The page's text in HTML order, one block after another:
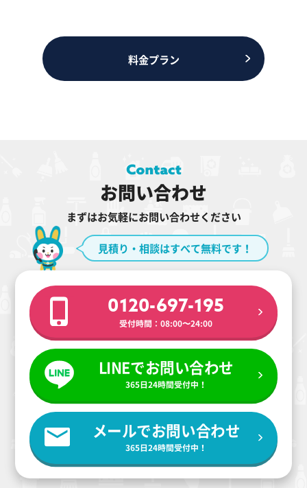
料金プラン
お問い合わせ
まずはお気軽にお問い合わせください
見積り・相談はすべて無料です！
0120-697-195
受付時間：08:00〜24:00
LINEでお問い合わせ
365日24時間受付中！
メールでお問い合わせ
365日24時間受付中！